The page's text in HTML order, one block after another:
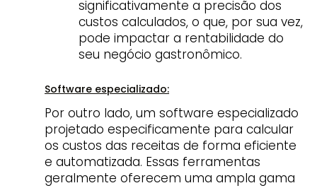
significativamente a precisão dos
custos calculados, o que, por sua vez,
pode impactar a rentabilidade do
seu negócio gastronômico.
Software especializado:
Por outro lado, um software especializado
projetado especificamente para calcular
os custos das receitas de forma eficiente
e automatizada. Essas ferramentas
geralmente oferecem uma ampla gama